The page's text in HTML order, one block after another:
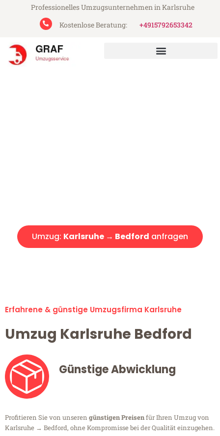
Professionelles Umzugsunternehmen in Karlsruhe
Kostenlose Beratung:
+4915792653342
Umzug: Karlsruhe → Bedford anfragen
Erfahrene & günstige Umzugsfirma Karlsruhe
Umzug Karlsruhe Bedford
Günstige Abwicklung
Profitieren Sie von unseren günstigen Preisenfür Ihren Umzug von
Karlsruhe → Bedford, ohne Kompromisse bei der Qualität einzugehen.